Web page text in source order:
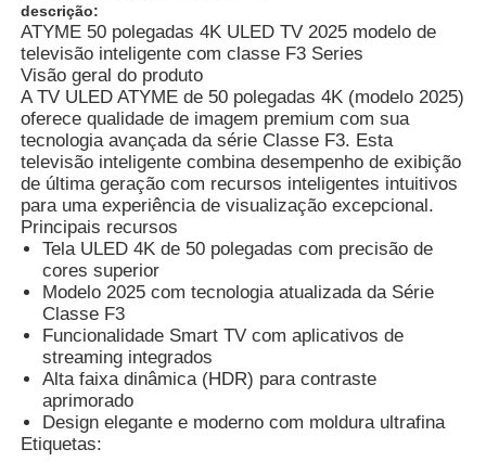
descrição:
ATYME 50 polegadas 4K ULED TV 2025 modelo de
televisão inteligente com classe F3 Series
Visão geral do produto
A TV ULED ATYME de 50 polegadas 4K (modelo 2025)
oferece qualidade de imagem premium com sua
tecnologia avançada da série Classe F3. Esta
televisão inteligente combina desempenho de exibição
de última geração com recursos inteligentes intuitivos
para uma experiência de visualização excepcional.
Principais recursos
Tela ULED 4K de 50 polegadas com precisão de
cores superior
Modelo 2025 com tecnologia atualizada da Série
Classe F3
Funcionalidade Smart TV com aplicativos de
streaming integrados
Alta faixa dinâmica (HDR) para contraste
aprimorado
Design elegante e moderno com moldura ultrafina
Etiquetas: